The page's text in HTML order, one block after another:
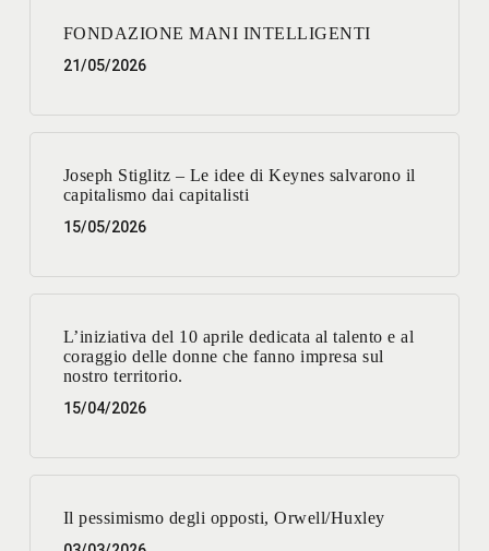
FONDAZIONE MANI INTELLIGENTI
21/05/2026
Joseph Stiglitz – Le idee di Keynes salvarono il
capitalismo dai capitalisti
15/05/2026
L’iniziativa del 10 aprile dedicata al talento e al
coraggio delle donne che fanno impresa sul
nostro territorio.
15/04/2026
Il pessimismo degli opposti, Orwell/Huxley